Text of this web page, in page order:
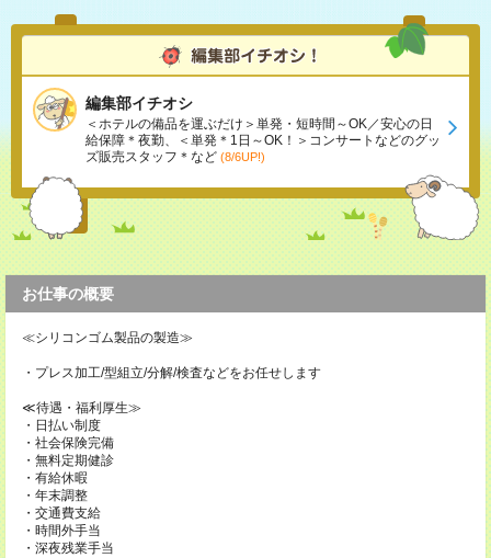
編集部イチオシ
＜ホテルの備品を運ぶだけ＞単発・短時間～OK／安心の日
給保障＊夜勤、＜単発＊1日～OK！＞コンサートなどのグッ
ズ販売スタッフ＊など (8/6UP!)
お仕事の概要
≪シリコンゴム製品の製造≫
・プレス加工/型組立/分解/検査などをお任せします
≪待遇・福利厚生≫
・日払い制度
・社会保険完備
・無料定期健診
・有給休暇
・年末調整
・交通費支給
・時間外手当
・深夜残業手当